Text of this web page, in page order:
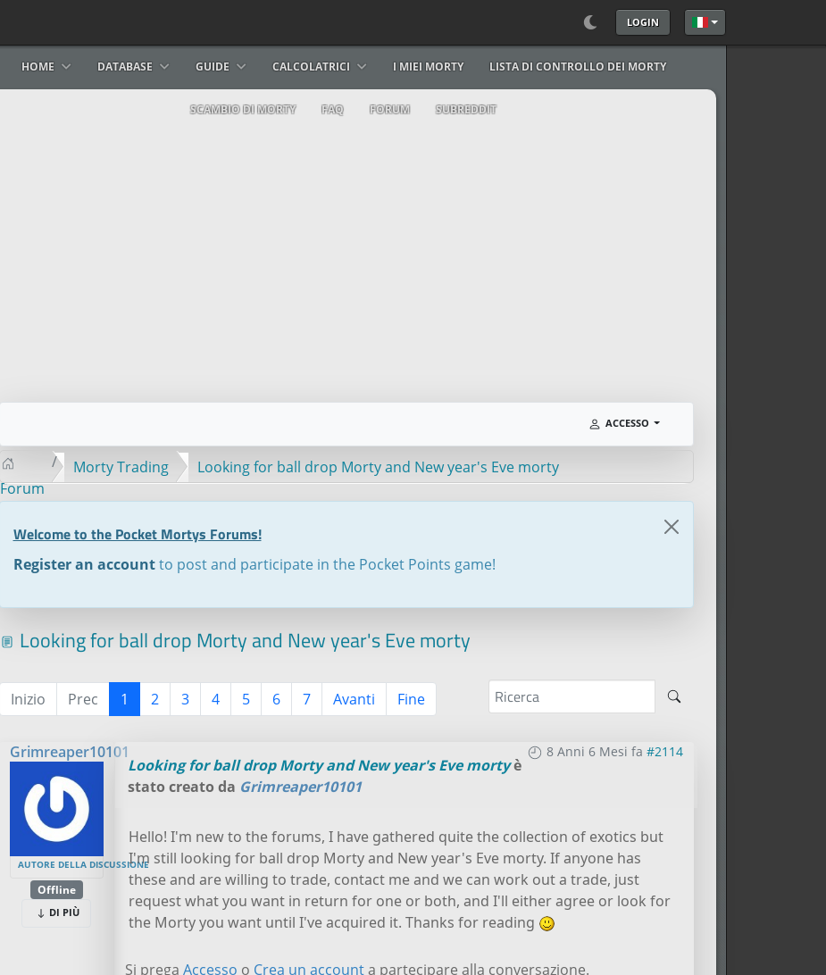
LOGIN Seleziona la tua
HOME DATABASE GUIDE CALCOLATRICI I MIEI MORTY LISTA DI CONTROLLO DEI MORTY
SCAMBIO DI MORTY FAQ FORUM SUBREDDIT
ACCESSO
Forum
Morty Trading Looking for ball drop Morty and New year's Eve morty
Welcome to the Pocket Mortys Forums!
Register an accountto post and participate in the Pocket Points game!
Looking for ball drop Morty and New year's Eve morty
Inizio Prec 1 2 3 4 5 6 7 Avanti Fine
Grimreaper10101
AUTORE DELLA DISCUSSIONE
Offline
DI PIÙ
8 Anni 6 Mesi fa #2114
Looking for ball drop Morty and New year's Eve mortyè
stato creato da Grimreaper10101
Hello! I'm new to the forums, I have gathered quite the collection of exotics but
I'm still looking for ball drop Morty and New year's Eve morty. If anyone has
these and are willing to trade, contact me and we can work out a trade, just
request what you want in return for one or both, and I'll either agree or look for
the Morty you want until I've acquired it. Thanks for reading
Si pregaAccesso o Crea un accounta partecipare alla conversazione.